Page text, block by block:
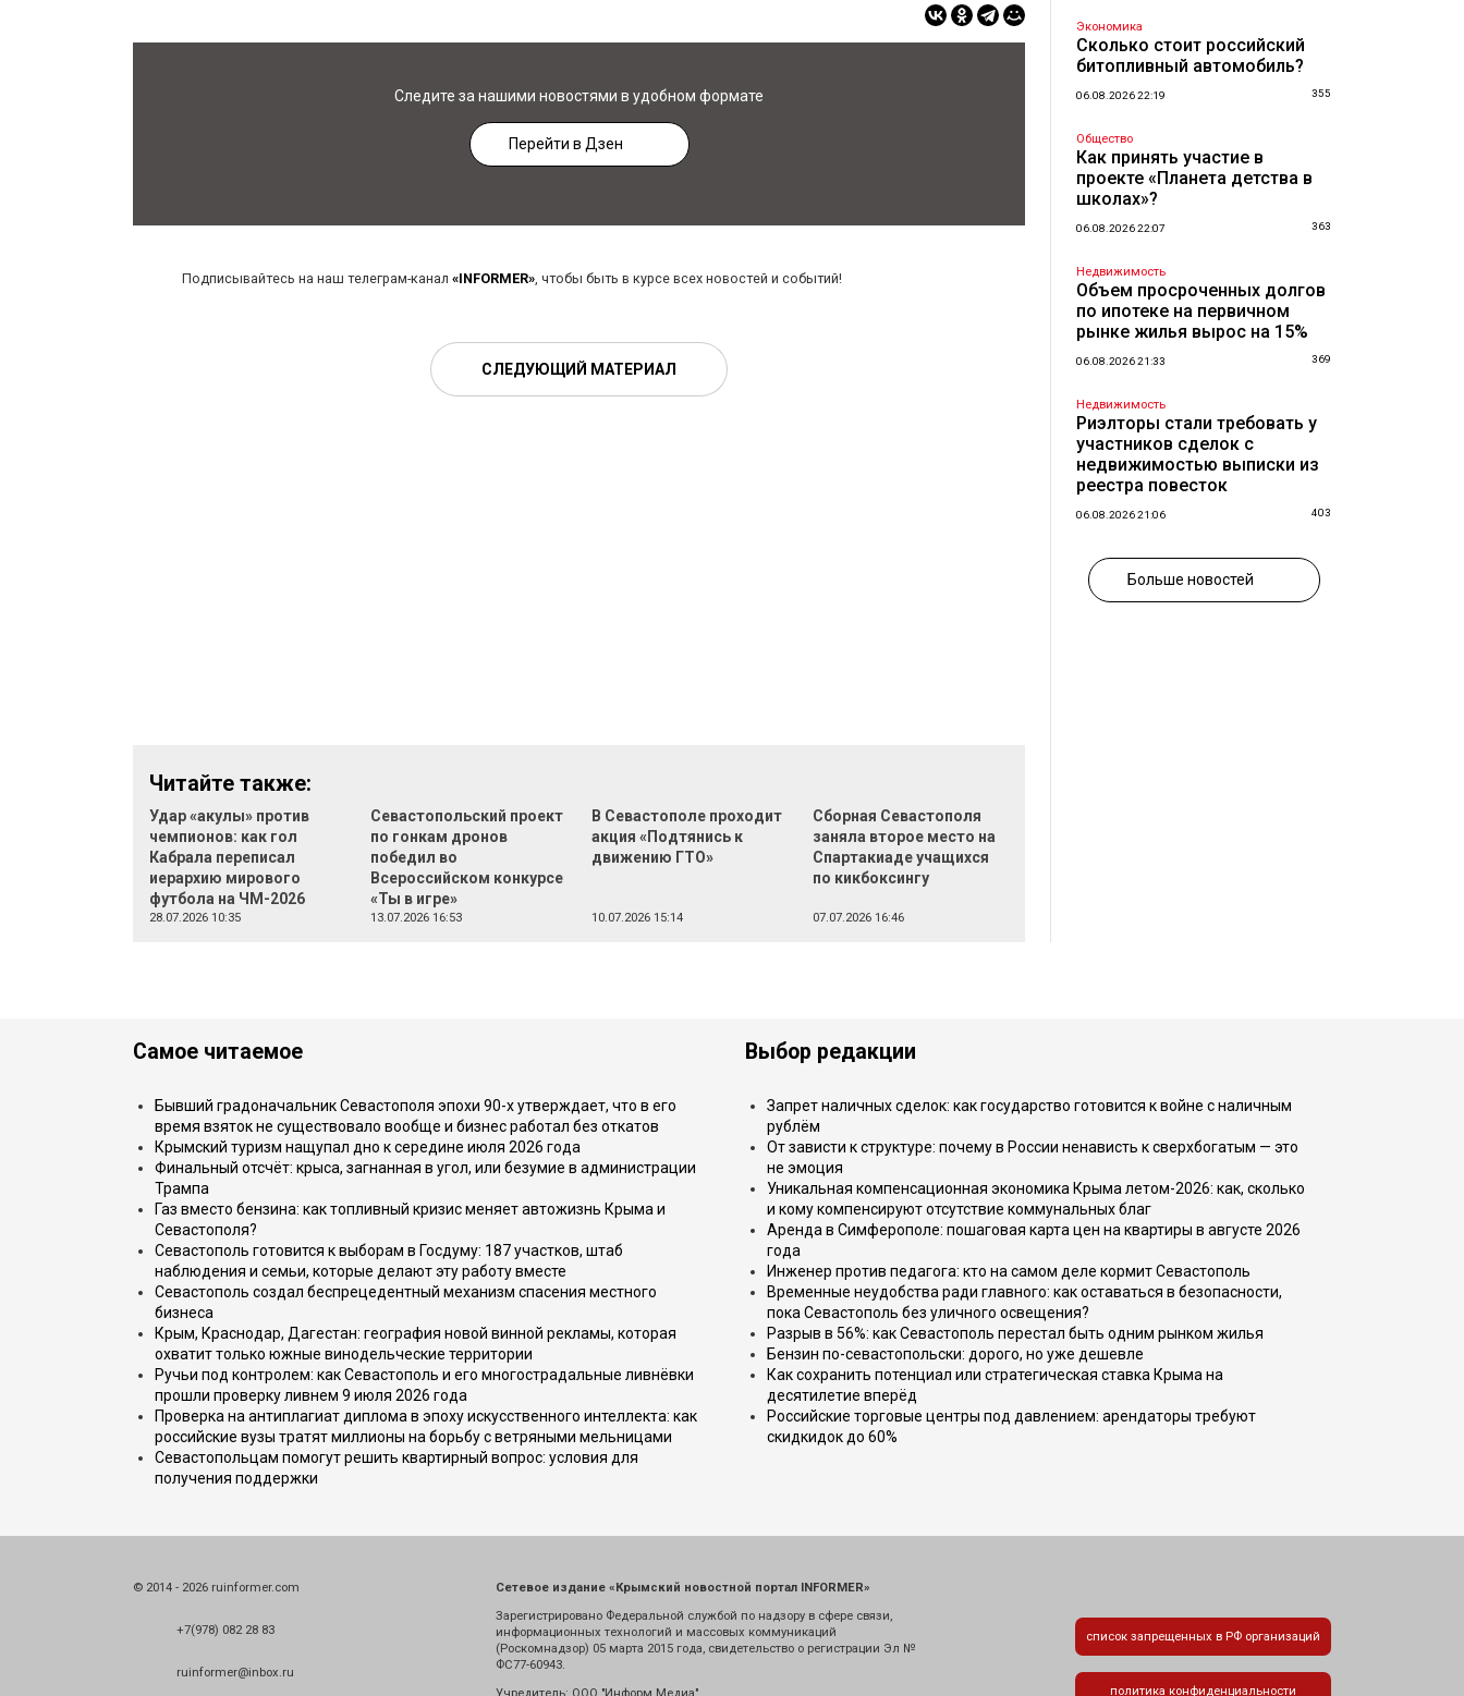
Следите за нашими новостями в удобном формате
Перейти в Дзен
Подписывайтесь на наш телеграм-канал «INFORMER», чтобы быть в курсе всех новостей и событий!
СЛЕДУЮЩИЙ МАТЕРИАЛ
Читайте также:
Удар «акулы» против
чемпионов: как гол
Кабрала переписал
иерархию мирового
футбола на ЧМ-2026
28.07.2026 10:35
Севастопольский проект
по гонкам дронов
победил во
Всероссийском конкурсе
«Ты в игре»
13.07.2026 16:53
В Севастополе проходит
акция «Подтянись к
движению ГТО»
10.07.2026 15:14
Сборная Севастополя
заняла второе место на
Спартакиаде учащихся
по кикбоксингу
07.07.2026 16:46
Экономика
Сколько стоит российский
битопливный автомобиль?
06.08.2026 22:19 355
Общество
Как принять участие в
проекте «Планета детства в
школах»?
06.08.2026 22:07 363
Недвижимость
Объем просроченных долгов
по ипотеке на первичном
рынке жилья вырос на 15%
06.08.2026 21:33 369
Недвижимость
Риэлторы стали требовать у
участников сделок с
недвижимостью выписки из
реестра повесток
06.08.2026 21:06 403
Больше новостей
Самое читаемое
Бывший градоначальник Севастополя эпохи 90-х утверждает, что в его
время взяток не существовало вообще и бизнес работал без откатов
Крымский туризм нащупал дно к середине июля 2026 года
Финальный отсчёт: крыса, загнанная в угол, или безумие в администрации
Трампа
Газ вместо бензина: как топливный кризис меняет автожизнь Крыма и
Севастополя?
Севастополь готовится к выборам в Госдуму: 187 участков, штаб
наблюдения и семьи, которые делают эту работу вместе
Севастополь создал беспрецедентный механизм спасения местного
бизнеса
Крым, Краснодар, Дагестан: география новой винной рекламы, которая
охватит только южные винодельческие территории
Ручьи под контролем: как Севастополь и его многострадальные ливнёвки
прошли проверку ливнем 9 июля 2026 года
Проверка на антиплагиат диплома в эпоху искусственного интеллекта: как
российские вузы тратят миллионы на борьбу с ветряными мельницами
Севастопольцам помогут решить квартирный вопрос: условия для
получения поддержки
Выбор редакции
Запрет наличных сделок: как государство готовится к войне с наличным
рублём
От зависти к структуре: почему в России ненависть к сверхбогатым — это
не эмоция
Уникальная компенсационная экономика Крыма летом-2026: как, сколько
и кому компенсируют отсутствие коммунальных благ
Аренда в Симферополе: пошаговая карта цен на квартиры в августе 2026
года
Инженер против педагога: кто на самом деле кормит Севастополь
Временные неудобства ради главного: как оставаться в безопасности,
пока Севастополь без уличного освещения?
Разрыв в 56%: как Севастополь перестал быть одним рынком жилья
Бензин по-севастопольски: дорого, но уже дешевле
Как сохранить потенциал или стратегическая ставка Крыма на
десятилетие вперёд
Российские торговые центры под давлением: арендаторы требуют
скидкидок до 60%
© 2014 - 2026 ruinformer.com
+7(978) 082 28 83
ruinformer@inbox.ru
Сетевое издание «Крымский новостной портал INFORMER»
Зарегистрировано Федеральной службой по надзору в сфере связи,
информационных технологий и массовых коммуникаций
(Роскомнадзор) 05 марта 2015 года, свидетельство о регистрации Эл №
ФС77-60943.
список запрещенных в РФ организаций
политика конфиденциальности